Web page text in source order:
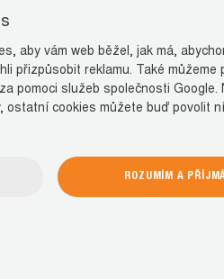
aby vám web běžel, jak má,
přizpůsobit reklamu. Také můžeme
pomoci služeb společnosti Google.
ostatní cookies můžete buď povolit
ROZUMÍM A